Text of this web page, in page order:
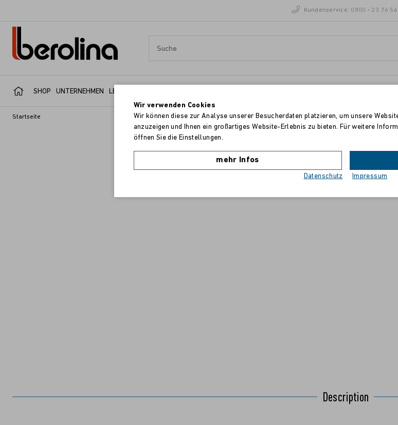
Kundenservice: 0800 - 23 76 54
SHOP UNTERNEHMEN LEISTUNGSBEREICHE
Startseite
Trommel magenta,
Description
Wir verwenden Cookies
Wir können diese zur Analyse unserer Besucherdaten platzieren, um unsere
anzuzeigen und Ihnen ein großartiges Website-Erlebnis zu bieten. Für weitere
öffnen Sie die Einstellungen.
mehr Infos
Datenschutz Impressum